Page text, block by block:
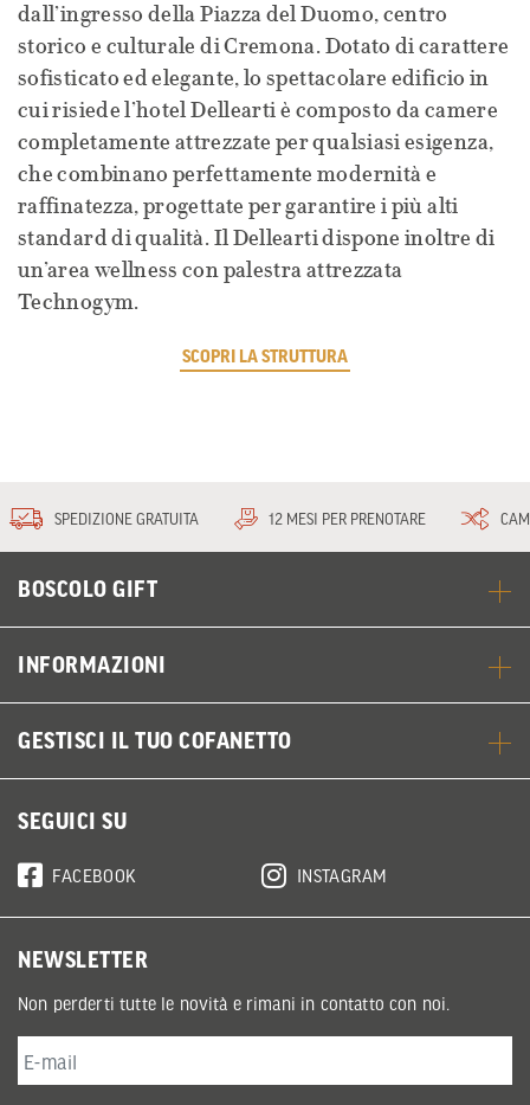
dall’ingresso della Piazza del Duomo, centro
storico e culturale di Cremona. Dotato di carattere
sofisticato ed elegante, lo spettacolare edificio in
cui risiede l’hotel Dellearti è composto da camere
completamente attrezzate per qualsiasi esigenza,
che combinano perfettamente modernità e
raffinatezza, progettate per garantire i più alti
standard di qualità. Il Dellearti dispone inoltre di
un’area wellness con palestra attrezzata
Technogym.
SCOPRI LA STRUTTURA
SPEDIZIONE GRATUITA 12 MESI PER PRENOTARE
BOSCOLO GIFT
INFORMAZIONI
GESTISCI IL TUO COFANETTO
SEGUICI SU
FACEBOOK INSTAGRAM
NEWSLETTER
Non perderti tutte le novità e rimani in contatto con noi.